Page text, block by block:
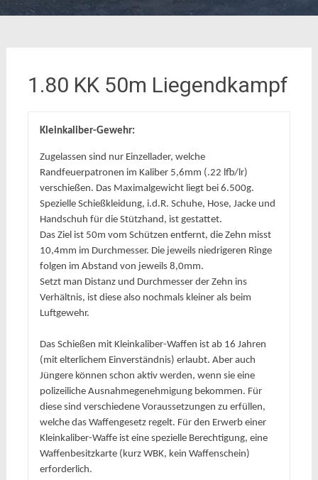
1.80 KK 50m Liegendkampf
Kleinkaliber-Gewehr:
Zugelassen sind nur Einzellader, welche
Randfeuerpatronen im Kaliber 5,6mm (.22 lfb/lr)
verschießen. Das Maximalgewicht liegt bei 6.500g.
Spezielle Schießkleidung, i.d.R. Schuhe, Hose, Jacke und
Handschuh für die Stützhand, ist gestattet.
Das Ziel ist 50m vom Schützen entfernt, die Zehn misst
10,4mm im Durchmesser. Die jeweils niedrigeren Ringe
folgen im Abstand von jeweils 8,0mm.
Setzt man Distanz und Durchmesser der Zehn ins
Verhältnis, ist diese also nochmals kleiner als beim
Luftgewehr.
Das Schießen mit Kleinkaliber-Waffen ist ab 16 Jahren
(mit elterlichem Einverständnis) erlaubt. Aber auch
Jüngere können schon aktiv werden, wenn sie eine
polizeiliche Ausnahmegenehmigung bekommen. Für
diese sind verschiedene Voraussetzungen zu erfüllen,
welche das Waffengesetz regelt. Für den Erwerb einer
Kleinkaliber-Waffe ist eine spezielle Berechtigung, eine
Waffenbesitzkarte (kurz WBK, kein Waffenschein)
erforderlich.